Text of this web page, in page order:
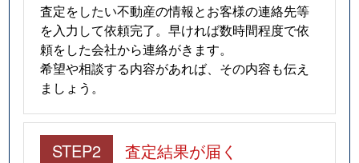
査定をしたい不動産の情報とお客様の連絡先等
を入力して依頼完了。早ければ数時間程度で依
頼をした会社から連絡がきます。
希望や相談する内容があれば、その内容も伝え
ましょう。
STEP2 査定結果が届く